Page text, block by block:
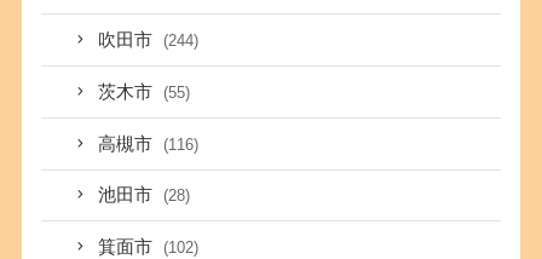
吹田市 (244)
茨木市 (55)
高槻市 (116)
池田市 (28)
箕面市 (102)